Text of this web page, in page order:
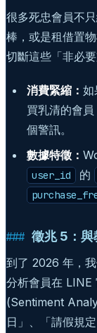
很多死忠會員不
棒，或是租借置
切斷這些「非必要
消費緊縮： 如
買乳清的會
個警訊。
數據特徵：
user_id 的
徵兆 5：與
到了 2026 年，
分析會員在 LINE
(Sentiment
日」、「請假規